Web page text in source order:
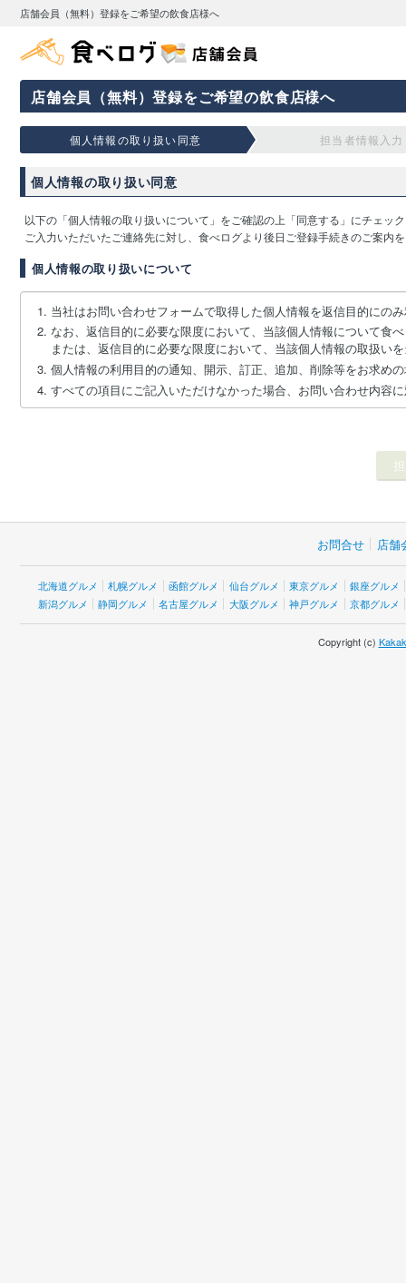
店舗会員（無料）登録をご希望の飲食店様へ
店舗会員（無料）登録をご希望の飲食店様へ
個人情報の取り扱い同意 担当者情報入力
個人情報の取り扱い同意
以下の「個人情報の取り扱いについて」をご確認の上「同意する」にチェッ
ご入力いただいたご連絡先に対し、食べログより後日ご登録手続きのご案内
個人情報の取り扱いについて
当社はお問い合わせフォームで取得した個人情報を返信目的にの
なお、返信目的に必要な限度において、当該個人情報について食
または、返信目的に必要な限度において、当該個人情報の取扱い
個人情報の利用目的の通知、開示、訂正、追加、削除等をお求め
すべての項目にご記入いただけなかった場合、お問い合わせ内容
お問合せ 店舗
北海道グルメ 札幌グルメ 函館グルメ 仙台グルメ 東京グルメ
銀座グルメ
新潟グルメ
静岡グルメ 名古屋グルメ 大阪グルメ 神戸グルメ 京都グルメ
Copyright (c)